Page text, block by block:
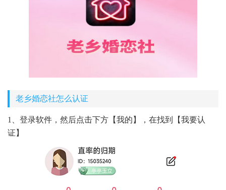
老乡婚恋社怎么认证
1、登录软件 ，然后点击下方【我的】，在找到【我要认
证】